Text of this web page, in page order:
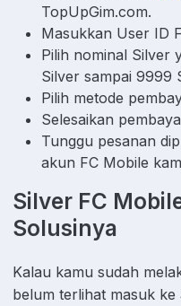
TopUpGim.com.
Masukkan User ID
Pilih nominal Silver
Silver sampai 9999
Pilih metode
Selesaikan
Tunggu pesanan
akun FC Mobile
Silver FC
Solusinya
Kalau kamu sudah
belum terlihat masuk